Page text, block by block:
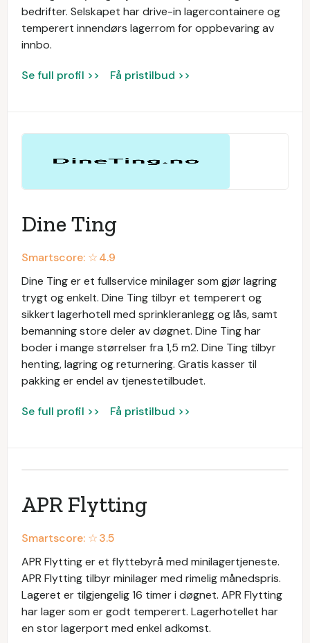
bedrifter. Selskapet har drive-in lagercontainere og
temperert innendørs lagerrom for oppbevaring av
innbo.
Se full profil >> Få pristilbud >>
Dine Ting
Smartscore: ☆4.9
Dine Ting er et fullservice minilager som gjør lagring
trygt og enkelt. Dine Ting tilbyr et temperert og
sikkert lagerhotell med sprinkleranlegg og lås, samt
bemanning store deler av døgnet. Dine Ting har
boder i mange størrelser fra 1,5 m2. Dine Ting tilbyr
henting, lagring og returnering. Gratis kasser til
pakking er endel av tjenestetilbudet.
Se full profil >> Få pristilbud >>
APR Flytting
Smartscore: ☆3.5
APR Flytting er et flyttebyrå med minilagertjeneste.
APR Flytting tilbyr minilager med rimelig månedspris.
Lageret er tilgjengelig 16 timer i døgnet. APR Flytting
har lager som er godt temperert. Lagerhotellet har
en stor lagerport med enkel adkomst.